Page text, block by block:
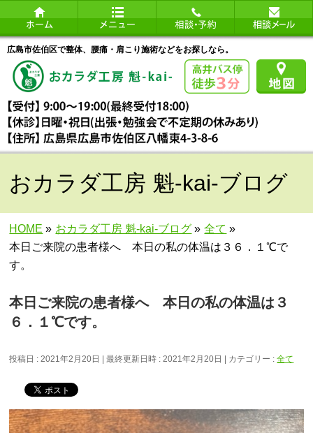
広島市佐伯区で整体、腰痛・肩こり施術などをお探しなら。
おカラダ工房 魁-kai-ブログ
HOME » おカラダ工房 魁-kai-ブログ » 全て »
本日ご来院の患者様へ 本日の私の体温は３６．１℃で
す。
本日ご来院の患者様へ 本日の私の体温は３
６．１℃です。
投稿日 : 2021年2月20日 最終更新日時 : 2021年2月20日 カテゴリー :全て